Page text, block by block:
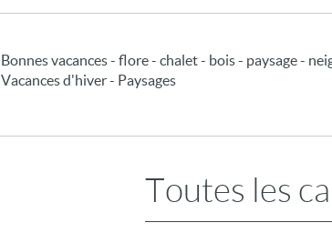
Bonnes vacances - flore - chalet - bois - paysage -
Vacances d'hiver - Paysages
Toutes les